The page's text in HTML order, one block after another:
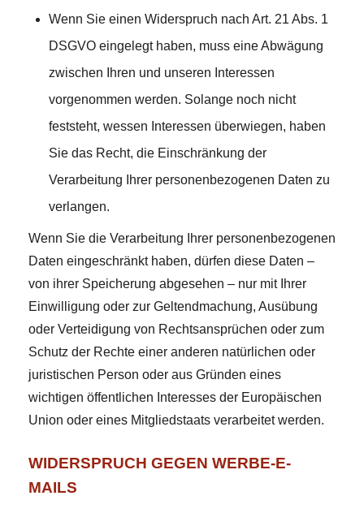
Wenn Sie einen Widerspruch nach Art. 21 Abs. 1
DSGVO eingelegt haben, muss eine Abwägung
zwischen Ihren und unseren Interessen
vorgenommen werden. Solange noch nicht
feststeht, wessen Interessen überwiegen, haben
Sie das Recht, die Einschränkung der
Verarbeitung Ihrer personenbezogenen Daten zu
verlangen.
Wenn Sie die Verarbeitung Ihrer personenbezogenen
Daten eingeschränkt haben, dürfen diese Daten –
von ihrer Speicherung abgesehen – nur mit Ihrer
Einwilligung oder zur Geltendmachung, Ausübung
oder Verteidigung von Rechtsansprüchen oder zum
Schutz der Rechte einer anderen natürlichen oder
juristischen Person oder aus Gründen eines
wichtigen öffentlichen Interesses der Europäischen
Union oder eines Mitgliedstaats verarbeitet werden.
WIDERSPRUCH GEGEN WERBE-E-
MAILS